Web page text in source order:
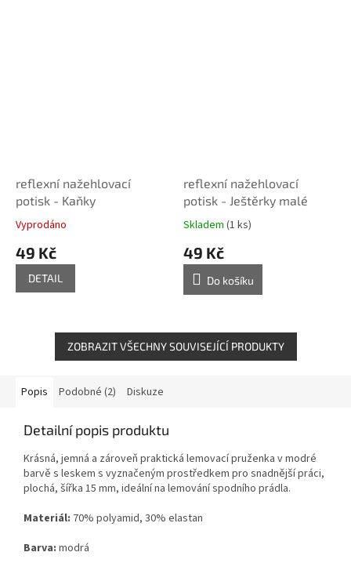
reflexní nažehlovací
potisk - Kaňky
Vyprodáno
49 Kč
DETAIL
reflexní nažehlovací
potisk - Ještěrky malé
Skladem (1 ks)
49 Kč
Do košíku
ZOBRAZIT VŠECHNY SOUVISEJÍCÍ PRODUKTY
Popis Podobné (2) Diskuze
Detailní popis produktu
Krásná, jemná a zároveň praktická lemovací pruženka v modré
barvě s leskem s vyznačeným prostředkem pro snadnější práci,
plochá, šířka 15 mm, ideální na lemování spodního prádla.
Materiál: 70% polyamid, 30% elastan
Barva: modrá